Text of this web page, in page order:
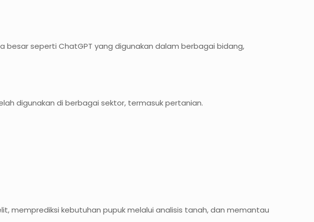
seperti ChatGPT yang digunakan dalam berbagai bidang,
digunakan di berbagai sektor, termasuk pertanian.
memprediksi kebutuhan pupuk melalui analisis tanah, dan memantau